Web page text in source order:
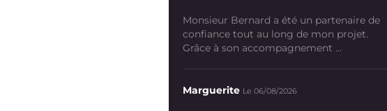
Monsieur Bernard a été un partenaire de
confiance tout au long de mon projet.
Grâce à son accompagnement ...
Marguerite Le 06/08/2026